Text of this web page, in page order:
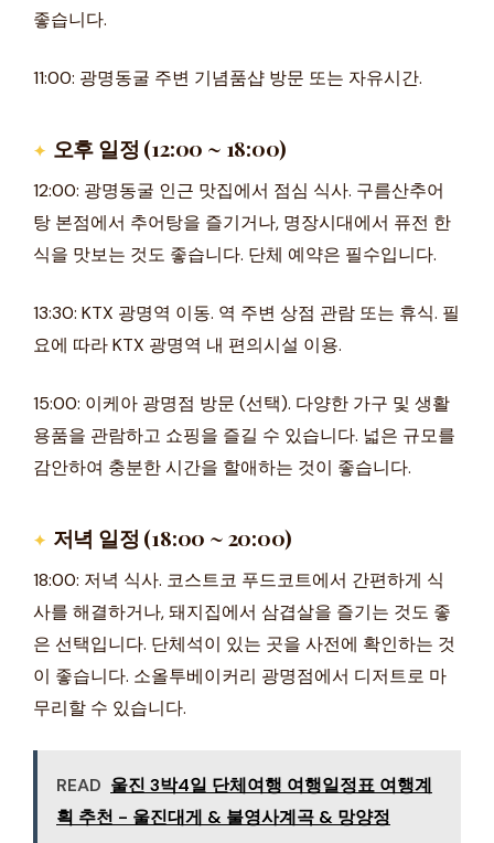
좋습니다.
11:00: 광명동굴 주변 기념품샵 방문 또는 자유시간.
오후 일정 (12:00 ~ 18:00)
12:00: 광명동굴 인근 맛집에서 점심 식사. 구름산추어
탕 본점에서 추어탕을 즐기거나, 명장시대에서 퓨전 한
식을 맛보는 것도 좋습니다. 단체 예약은 필수입니다.
13:30: KTX 광명역 이동. 역 주변 상점 관람 또는 휴식. 필
요에 따라 KTX 광명역 내 편의시설 이용.
15:00: 이케아 광명점 방문 (선택). 다양한 가구 및 생활
용품을 관람하고 쇼핑을 즐길 수 있습니다. 넓은 규모를
감안하여 충분한 시간을 할애하는 것이 좋습니다.
저녁 일정 (18:00 ~ 20:00)
18:00: 저녁 식사. 코스트코 푸드코트에서 간편하게 식
사를 해결하거나, 돼지집에서 삼겹살을 즐기는 것도 좋
은 선택입니다. 단체석이 있는 곳을 사전에 확인하는 것
이 좋습니다. 소올투베이커리 광명점에서 디저트로 마
무리할 수 있습니다.
READ 울진 3박4일 단체여행 여행일정표 여행계
획 추천 - 울진대게 & 불영사계곡 & 망양정